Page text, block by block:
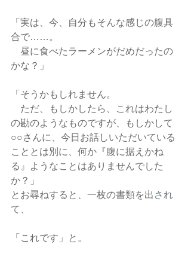
「実は、今、自分もそんな感じの腹具
合で……。
昼に食べたラーメンがだめだったの
かな？」
「そうかもしれません。
ただ、もしかしたら、これはわたし
の勘のようなものですが、もしかして
○○さんに、今日お話しいただいている
こととは別に、何か『腹に据えかね
る』ようなことはありませんでした
か？」
とお尋ねすると、一枚の書類を出 され
て
「これです」と。